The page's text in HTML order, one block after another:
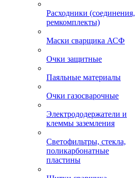
Расходники (соединения,
ремкомплекты)
Маски сварщика АСФ
Очки защитные
Паяльные материалы
Очки газосварочные
Электрододержатели и
клеммы заземления
Светофильтры, стекла,
поликарбонатные
пластины